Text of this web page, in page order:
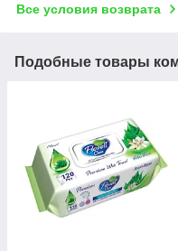
Все условия возврата
Подобные товары